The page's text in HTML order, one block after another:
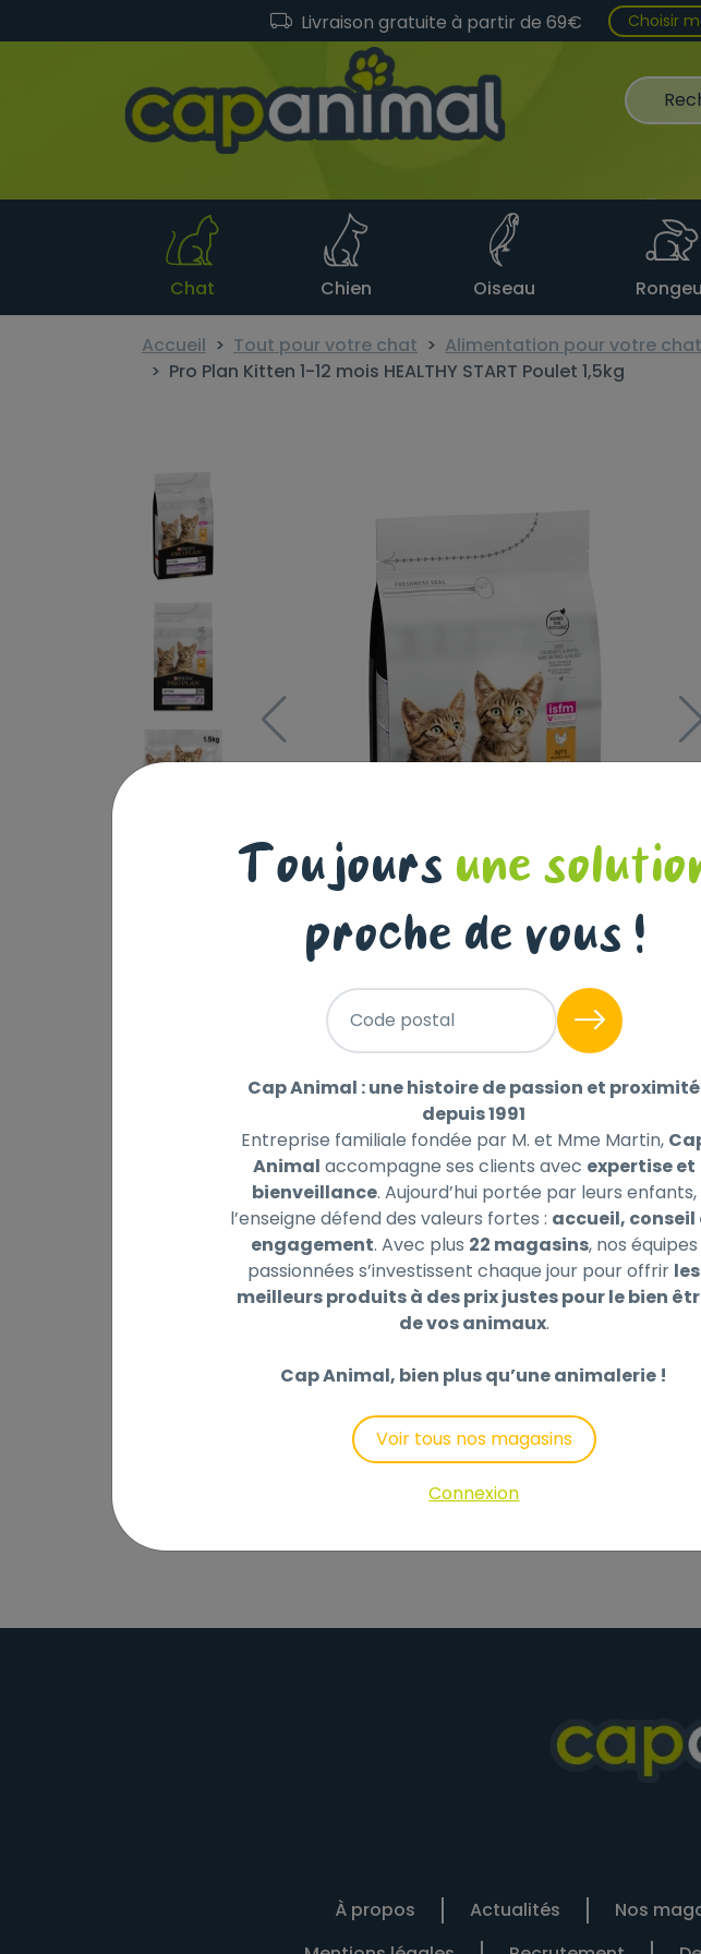
Livraison gratuite à partir de 69€ Choisir
Chat Chien Oiseau
Accueil Tout pour votre chat Alimentation pour votre chat
Pro Plan Kitten 1-12 mois HEALTHY START Poulet 1,5kg
Laisser un avis
Aliment complet pour chatons. Renforce la réponse immunitaire
développement sain de la vue et du cerveau. Formulé avec du
*Données de recherches internes Purina, 2010. Effets du
à une croissance saine des os et des muscles grâce à des niveaux
POULET. Sans colorants ajoutés. Sans arômes ajoutés.
Composition : Poulet de haute qualité (20%) (dont dos et coffre),
Maïs, Farine de protéines de maïs, Protéines de pois, Amidon de
poisson, Colostrum (0,10%).
Additifs nutritionnels : UI/kg: Vit A: 36 500; Vit D3: 1200; Vit E: 670;
anhydre: (I: 2,5); Sulfate de cuivre (II) pentahydraté: (Cu: 17);
150); Sélénite de sodium: (Se: 0,18). Antioxygènes.
Constituants analytiques : Protéine: 40%, Teneur en matières
À propos Actualités Nos
Toujours une
proche de vous !
Code postal
Cap Animal : une histoire de passion et proximité
depuis 1991
Entreprise familiale fondée par M. et Mme Martin,
Animal accompagne ses clients avec expertise et
bienveillance. Aujourd’hui portée par leurs enfants,
l’enseigne défend des valeurs fortes : accueil, conseil
engagement. Avec plus 22 magasins, nos équipes
passionnées s’investissent chaque jour pour offrir les
meilleurs produits à des prix justes pour le bien
de vos animaux.
Cap Animal, bien plus qu’une animalerie !
Voir tous nos magasins
Connexion